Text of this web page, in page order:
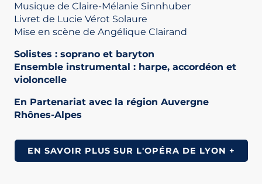
Musique de Claire-Mélanie Sinnhuber
Livret de Lucie Vérot Solaure
Mise en scène de Angélique Clairand
Solistes : soprano et baryton
Ensemble instrumental : harpe, accordéon et
violoncelle
En Partenariat avec la région Auvergne
Rhônes-Alpes
EN SAVOIR PLUS SUR L'OPÉRA DE LYON +